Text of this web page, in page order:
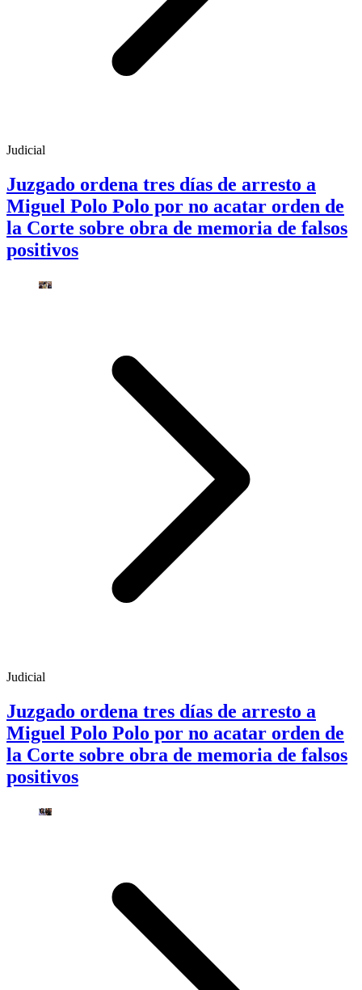
Judicial
Juzgado ordena tres días de arresto a
Miguel Polo Polo por no acatar orden de
la Corte sobre obra de memoria de falsos
positivos
Judicial
Juzgado ordena tres días de arresto a
Miguel Polo Polo por no acatar orden de
la Corte sobre obra de memoria de falsos
positivos